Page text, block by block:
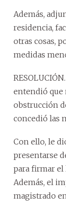
Además,
residencia,
otras cosas,
medidas
entendió que
obstrucción
concedió las
Con ello, le
presentarse
para firmar el
Además, el
magistrado